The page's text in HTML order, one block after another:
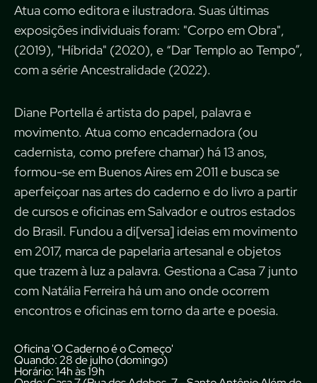
Atua como editora e ilustradora. Suas últimas
exposições individuais foram: "Corpo em Obra",
(2019), "Híbrida" (2020), e “Dar Templo ao Tempo”,
com a série Ancestralidade (2022).
Diane Portella é artista do papel, palavra e
movimento. Atua como encadernadora (ou
cadernista, como prefere chamar) há 13 anos,
formou-se em Buenos Aires em 2011 e busca se
aperfeiçoar nas artes do caderno e do livro a partir
de cursos e oficinas em Salvador e outros estados
do Brasil. Fundou a di[versa] ideias em movimento
em 2017, marca de papelaria artesanal e objetos
que trazem à luz a palavra. Gestiona a Casa 7 junto
com Natália Ferreira há um ano onde ocorrem
encontros e oficinas em torno da arte e poesia.
Oficina 'O Caderno é o Começo'
Quando:28 de julho (domingo)
Horário:14h às 19h